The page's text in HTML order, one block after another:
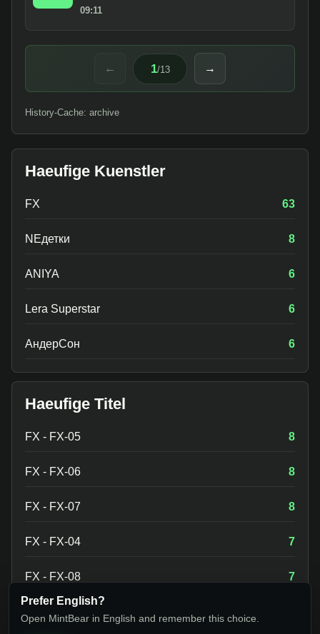
09:11
← 1/13 →
History-Cache: archive
Haeufige Kuenstler
FX 63
NEдетки 8
ANIYA 6
Lera Superstar 6
АндерСон 6
Haeufige Titel
FX - FX-05 8
FX - FX-06 8
FX - FX-07 8
FX - FX-04 7
FX - FX-08
7
Prefer English?
Open MintBear in English and remember this choice.